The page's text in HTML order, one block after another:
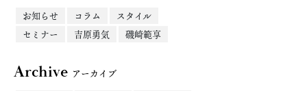
お知らせ
コラム
スタイル
セミナー
吉原勇気 磯崎範享
Archive アーカイブ